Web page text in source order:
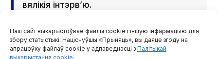
Наш сайт выкарыстоўвае файлы cookie і іншую інфармацыю для
збору статыстыкі. Націснуўшы «Прыняць», вы даяце згоду на
апрацоўку файлаў cookie у адпаведнасці з Палітыкай
выкарыстання cookie.
вялікія інтэрв’ю.
Мы робім і творчыя праекты, як музычны
альбом «Пазначаныя жоўтым». Зараз
рыхтуемся да Дня палітвязняў — гэта наша